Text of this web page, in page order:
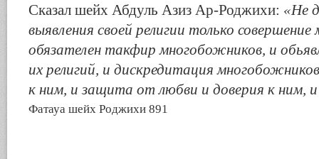
Сказал шейх Абдуль Азиз Ар-Роджихи: «Не
выявления своей религии только
обязателен такфир многобожников, и
их религий, и дискредитация
к ним, и защита от любви и доверия к ним,
Фатауа шейх Роджихи 891